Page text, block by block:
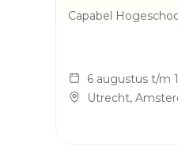
Capabel
6 augustus t/m
Utrecht,